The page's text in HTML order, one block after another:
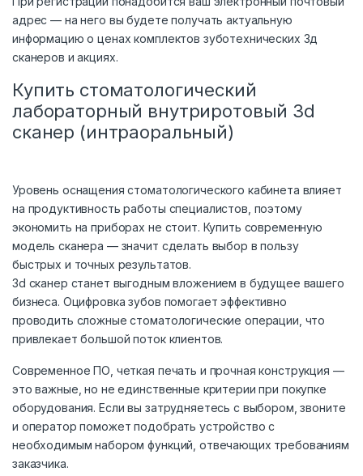
адрес — на него вы будете получать актуальную
информацию о ценах комплектов зуботехнических 3д
сканеров и акциях.
Купить стоматологический
лабораторный внутриротовый 3d
сканер (интраоральный)
Уровень оснащения стоматологического кабинета влияет
на продуктивность работы специалистов, поэтому
экономить на приборах не стоит. Купить современную
модель сканера — значит сделать выбор в пользу
быстрых и точных результатов.
3d сканер станет выгодным вложением в будущее вашего
бизнеса. Оцифровка зубов помогает эффективно
проводить сложные стоматологические операции, что
привлекает большой поток клиентов.
Современное ПО, четкая печать и прочная конструкция —
это важные, но не единственные критерии при покупке
оборудования. Если вы затрудняетесь с выбором, звоните
и оператор поможет подобрать устройство с
необходимым набором функций, отвечающих требованиям
заказчика.